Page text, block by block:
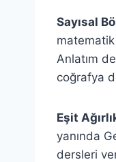
Sayısal
Anlatım
coğrafya
Eşit
yanında
dersleri